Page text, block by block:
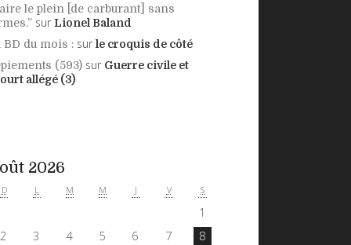
le plein [de carburant] sans
sur Lionel Baland
BD du mois : sur le croquis de côté
(593) sur Guerre civile et
allégé (3)
2026
D L M M J V S
1
2
3 4 5 6 7
8